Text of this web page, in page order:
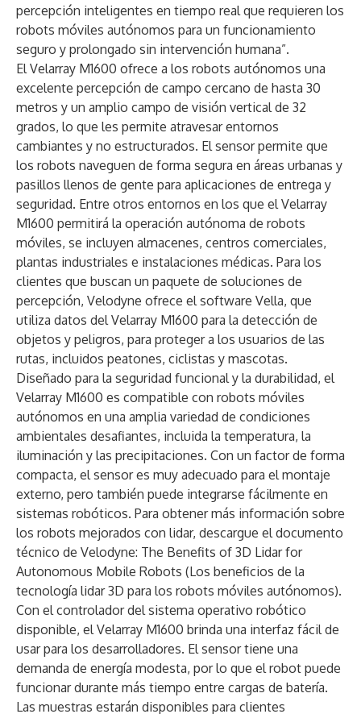
percepción inteligentes en tiempo real que requieren los
robots móviles autónomos para un funcionamiento
seguro y prolongado sin intervención humana”.
El Velarray M1600 ofrece a los robots autónomos una
excelente percepción de campo cercano de hasta 30
metros y un amplio campo de visión vertical de 32
grados, lo que les permite atravesar entornos
cambiantes y no estructurados. El sensor permite que
los robots naveguen de forma segura en áreas urbanas y
pasillos llenos de gente para aplicaciones de entrega y
seguridad. Entre otros entornos en los que el Velarray
M1600 permitirá la operación autónoma de robots
móviles, se incluyen almacenes, centros comerciales,
plantas industriales e instalaciones médicas. Para los
clientes que buscan un paquete de soluciones de
percepción, Velodyne ofrece el software Vella, que
utiliza datos del Velarray M1600 para la detección de
objetos y peligros, para proteger a los usuarios de las
rutas, incluidos peatones, ciclistas y mascotas.
Diseñado para la seguridad funcional y la durabilidad, el
Velarray M1600 es compatible con robots móviles
autónomos en una amplia variedad de condiciones
ambientales desafiantes, incluida la temperatura, la
iluminación y las precipitaciones. Con un factor de forma
compacta, el sensor es muy adecuado para el montaje
externo, pero también puede integrarse fácilmente en
sistemas robóticos. Para obtener más información sobre
los robots mejorados con lidar, descargue el documento
técnico de Velodyne: The Benefits of 3D Lidar for
Autonomous Mobile Robots (Los beneficios de la
tecnología lidar 3D para los robots móviles autónomos).
Con el controlador del sistema operativo robótico
disponible, el Velarray M1600 brinda una interfaz fácil de
usar para los desarrolladores. El sensor tiene una
demanda de energía modesta, por lo que el robot puede
funcionar durante más tiempo entre cargas de batería.
Las muestras estarán disponibles para clientes